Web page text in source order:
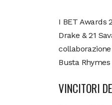
I BET Awards
Drake & 21
Busta
VINCITORI